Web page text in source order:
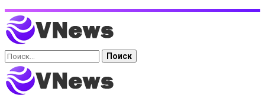
Найти: